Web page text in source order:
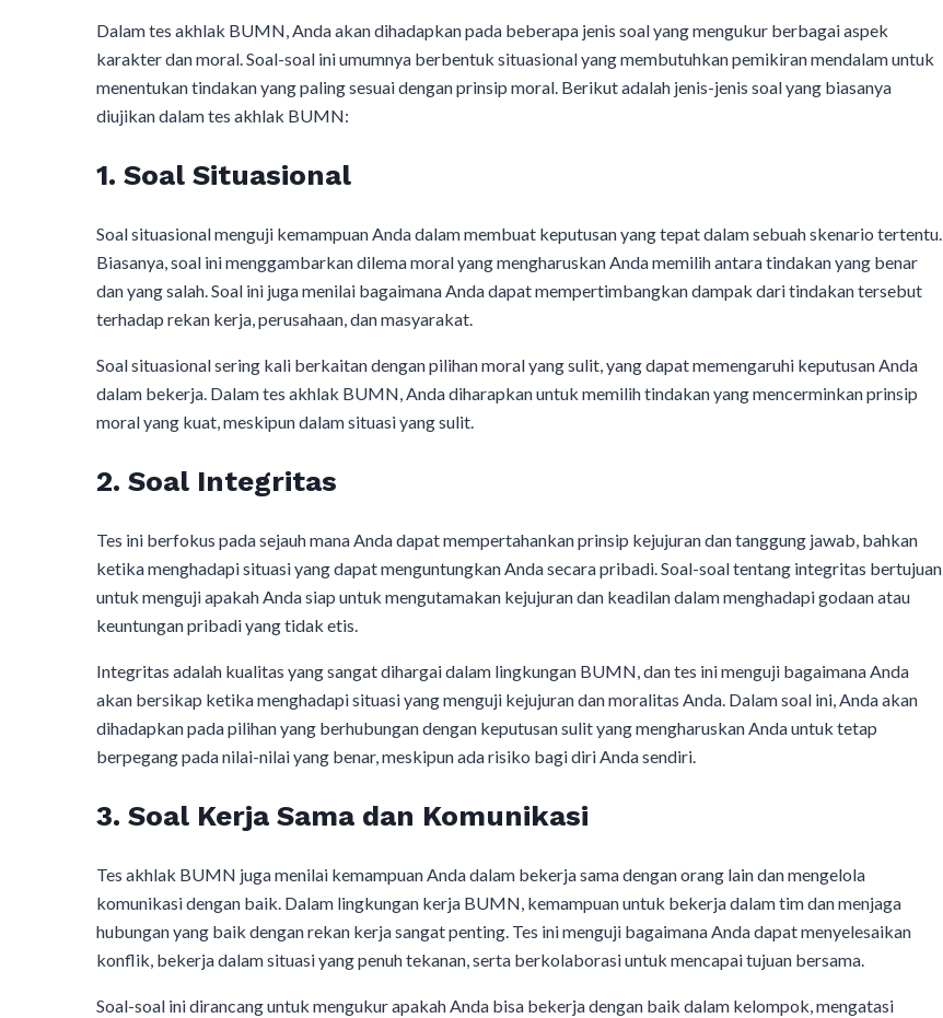
Dalam tes akhlak BUMN, Anda akan dihadapkan pada beberapa jenis soal yang mengukur berbagai aspek
karakter dan moral. Soal-soal ini umumnya berbentuk situasional yang membutuhkan pemikiran mendalam untuk
menentukan tindakan yang paling sesuai dengan prinsip moral. Berikut adalah jenis-jenis soal yang biasanya
diujikan dalam tes akhlak BUMN:
1. Soal Situasional
Soal situasional menguji kemampuan Anda dalam membuat keputusan yang tepat dalam sebuah skenario tertentu.
Biasanya, soal ini menggambarkan dilema moral yang mengharuskan Anda memilih antara tindakan yang benar
dan yang salah. Soal ini juga menilai bagaimana Anda dapat mempertimbangkan dampak dari tindakan tersebut
terhadap rekan kerja, perusahaan, dan masyarakat.
Soal situasional sering kali berkaitan dengan pilihan moral yang sulit, yang dapat memengaruhi keputusan Anda
dalam bekerja. Dalam tes akhlak BUMN, Anda diharapkan untuk memilih tindakan yang mencerminkan prinsip
moral yang kuat, meskipun dalam situasi yang sulit.
2. Soal Integritas
Tes ini berfokus pada sejauh mana Anda dapat mempertahankan prinsip kejujuran dan tanggung jawab, bahkan
ketika menghadapi situasi yang dapat menguntungkan Anda secara pribadi. Soal-soal tentang integritas bertujuan
untuk menguji apakah Anda siap untuk mengutamakan kejujuran dan keadilan dalam menghadapi godaan atau
keuntungan pribadi yang tidak etis.
Integritas adalah kualitas yang sangat dihargai dalam lingkungan BUMN, dan tes ini menguji bagaimana Anda
akan bersikap ketika menghadapi situasi yang menguji kejujuran dan moralitas Anda. Dalam soal ini, Anda akan
dihadapkan pada pilihan yang berhubungan dengan keputusan sulit yang mengharuskan Anda untuk tetap
berpegang pada nilai-nilai yang benar, meskipun ada risiko bagi diri Anda sendiri.
3. Soal Kerja Sama dan Komunikasi
Tes akhlak BUMN juga menilai kemampuan Anda dalam bekerja sama dengan orang lain dan mengelola
komunikasi dengan baik. Dalam lingkungan kerja BUMN, kemampuan untuk bekerja dalam tim dan menjaga
hubungan yang baik dengan rekan kerja sangat penting. Tes ini menguji bagaimana Anda dapat menyelesaikan
konflik, bekerja dalam situasi yang penuh tekanan, serta berkolaborasi untuk mencapai tujuan bersama.
Soal-soal ini dirancang untuk mengukur apakah Anda bisa bekerja dengan baik dalam kelompok, mengatasi